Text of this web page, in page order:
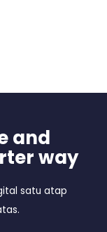
and
way
satu atap